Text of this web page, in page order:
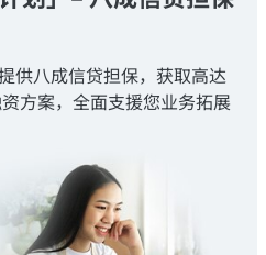
供八成信贷担保，获取高达
方案，全面支援您业务拓展